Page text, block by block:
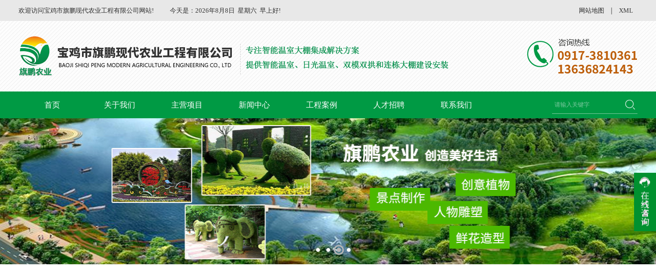
欢迎访问宝鸡市旗鹏现代农业工程有限公司网站! 今天是： 2026年8月8日 星期六 早上好! 网站地图 XML
首页 关于我们 主营项目 新闻中心 工程案例 人才招聘 联系我们